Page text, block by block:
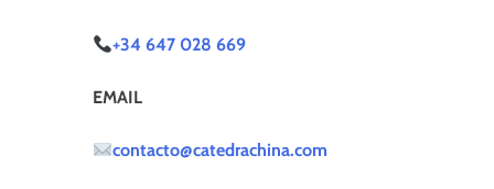
+34 647 028 669
EMAIL
contacto@catedrachina.com